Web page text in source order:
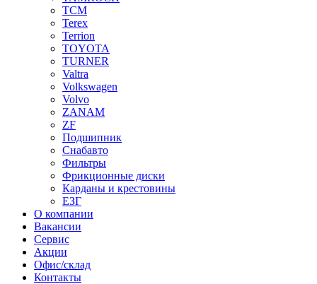
TCM
Terex
Terrion
TOYOTA
TURNER
Valtra
Volkswagen
Volvo
ZANAM
ZF
Подшипник
Снабавто
Фильтры
Фрикционные диски
Карданы и крестовины
ЕЗГ
О компании
Вакансии
Сервис
Акции
Офис/склад
Контакты